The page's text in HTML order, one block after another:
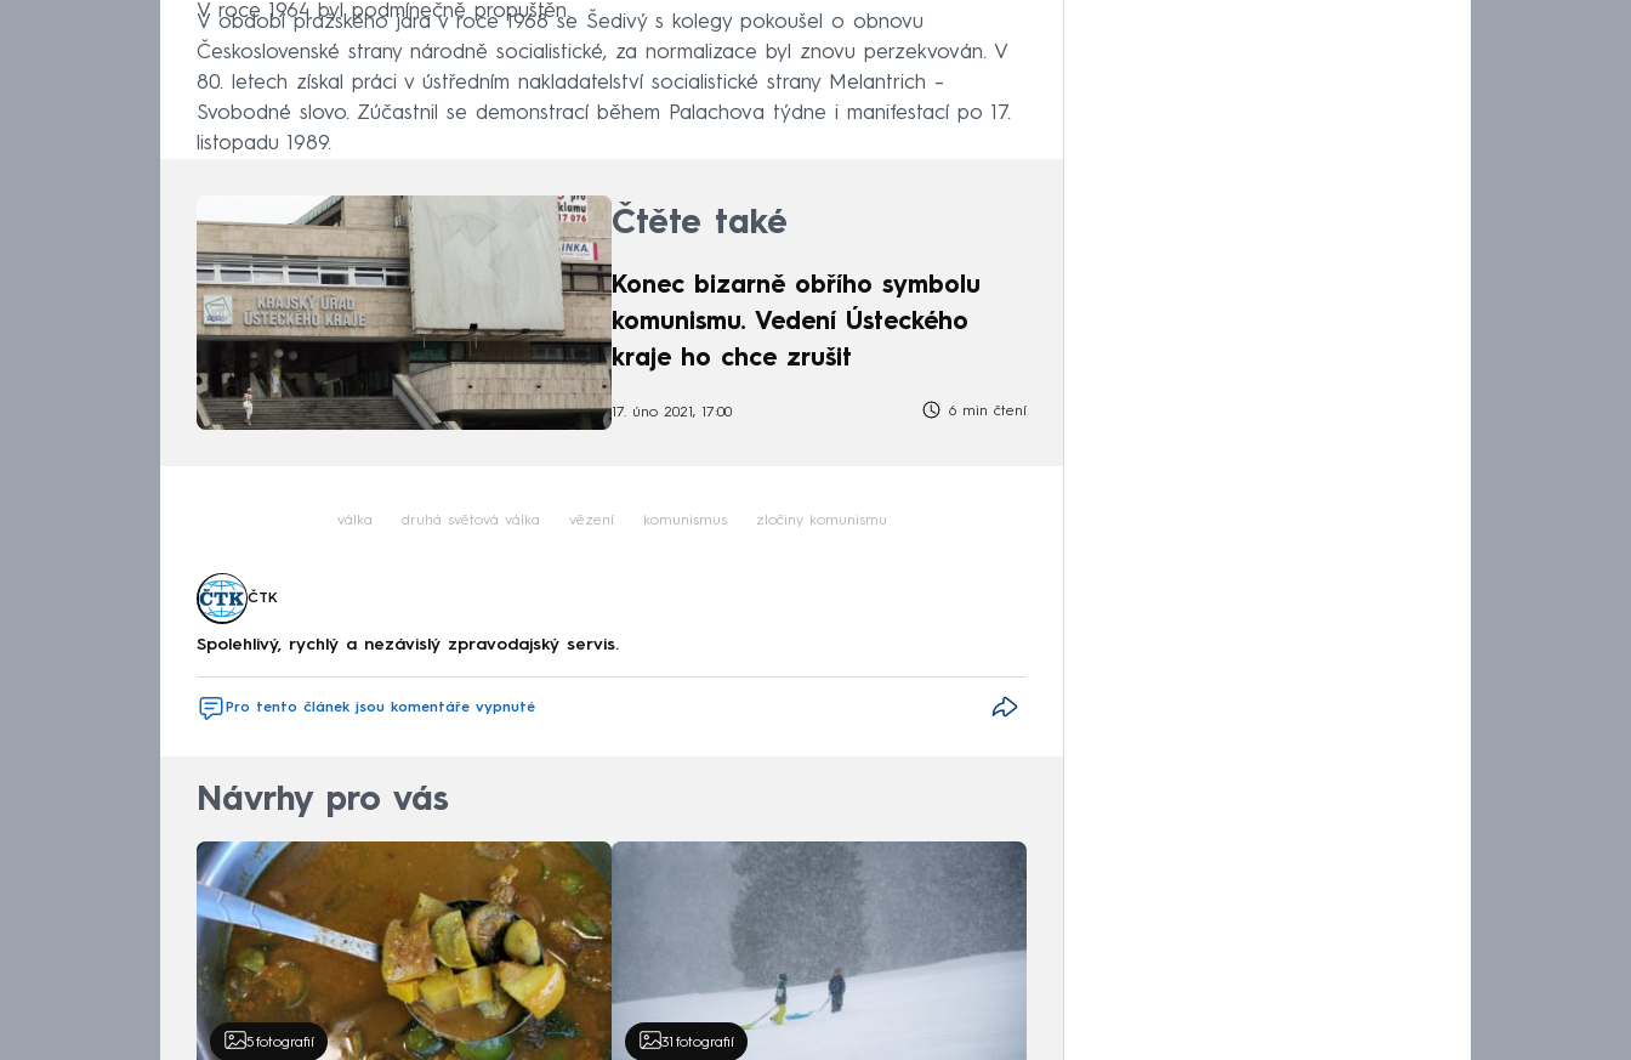
V roce 1964 byl podmínečně propuštěn.
V období pražského jara v roce 1968 se Šedivý s kolegy pokoušel o obnovu
Československé strany národně socialistické, za normalizace byl znovu perzekvován. V
80. letech získal práci v ústředním nakladatelství socialistické strany Melantrich –
Svobodné slovo. Zúčastnil se demonstrací během Palachova týdne i manifestací po 17.
listopadu 1989.
Čtěte také
Konec bizarně obřího symbolu
komunismu. Vedení Ústeckého
kraje ho chce zrušit
17. úno 2021, 17:00 6 min čtení
válka druhá světová válka vězení komunismus zločiny komunismu
ČTK
Spolehlivý, rychlý a nezávislý zpravodajský servis.
Pro tento článek jsou komentáře vypnuté
Návrhy pro vás
5 fotografií 31 fotografií